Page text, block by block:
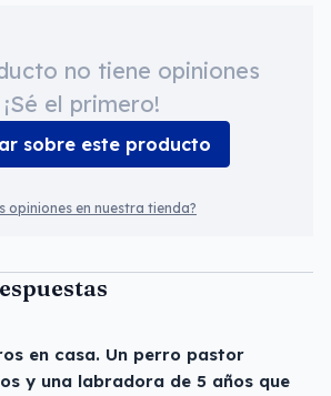
no tiene opiniones
¡Sé el primero!
sobre este producto
opiniones en nuestra tienda?
en casa. Un perro pastor
y una labradora de 5 años que